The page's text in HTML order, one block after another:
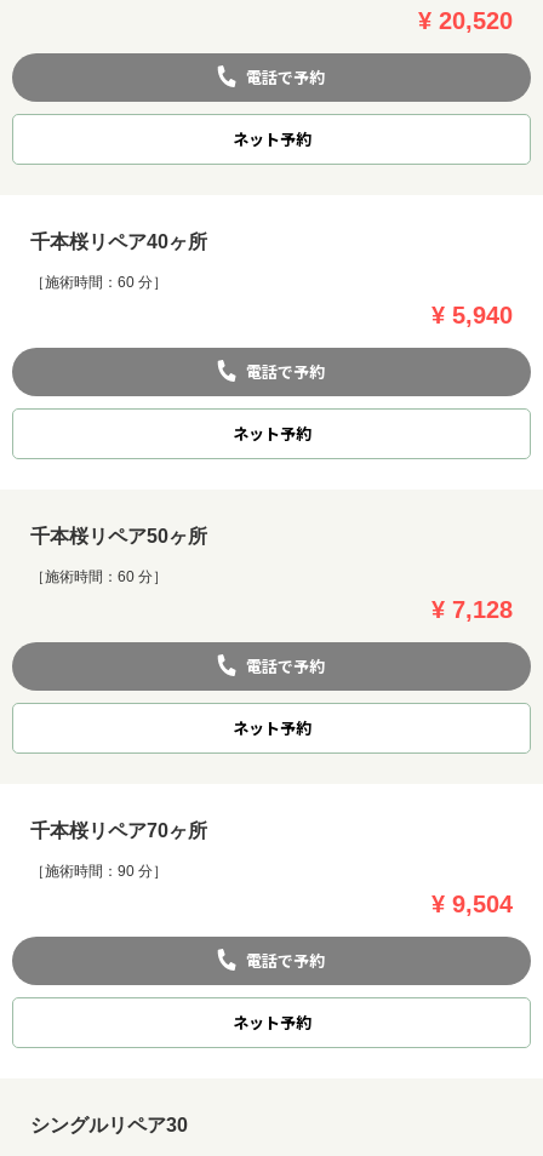
¥ 20,520
電話で予約
ネット予約
千本桜リペア40ヶ所
［施術時間：60 分］
¥ 5,940
電話で予約
ネット予約
千本桜リペア50ヶ所
［施術時間：60 分］
¥ 7,128
電話で予約
ネット予約
千本桜リペア70ヶ所
［施術時間：90 分］
¥ 9,504
電話で予約
ネット予約
シングルリペア30